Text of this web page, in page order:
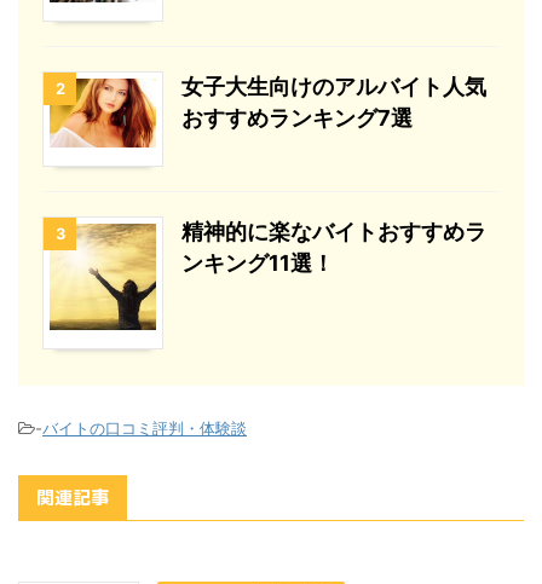
2
女子大生向けのアルバイト人気
おすすめランキング7選
3
精神的に楽なバイトおすすめラ
ンキング11選！
-バイトの口コミ評判・体験談
関連記事